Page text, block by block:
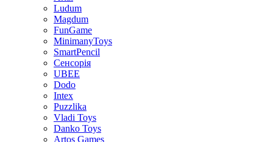
Ludum
Magdum
FunGame
MinimanyToys
SmartPencil
Сенсорія
UBEE
Dodo
Intex
Puzzlika
Vladi Toys
Danko Toys
Artos Games